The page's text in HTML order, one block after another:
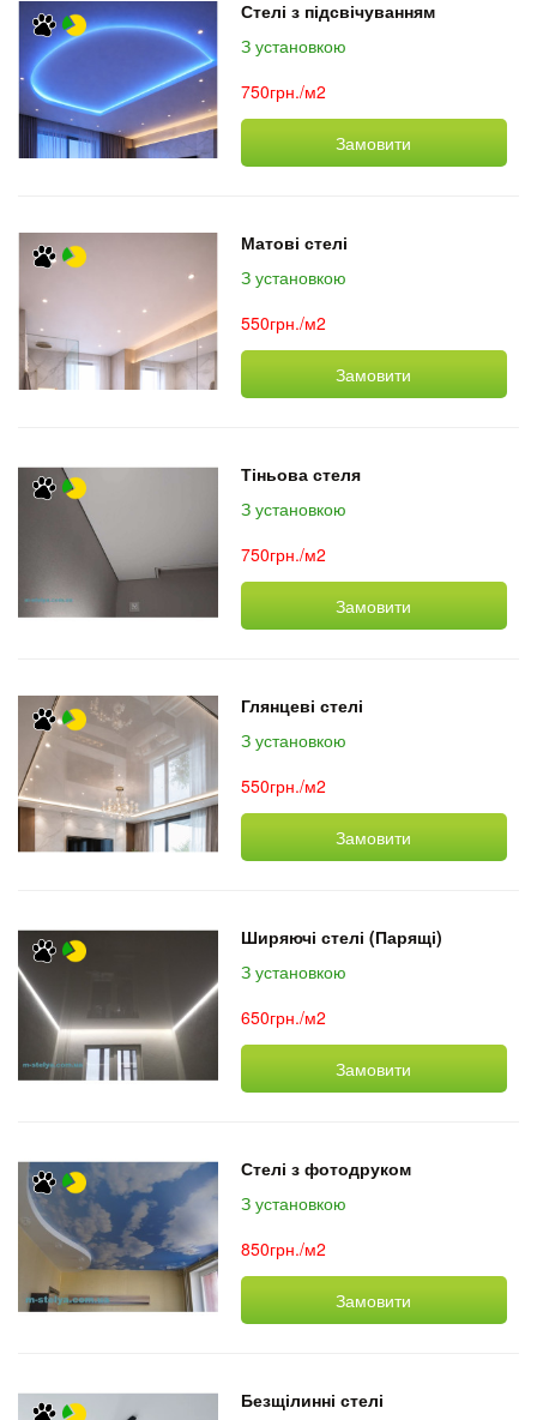
Стелі з підсвічуванням
З установкою
750грн./м2
Замовити
Матові стелі
З установкою
550грн./м2
Замовити
Тіньова стеля
З установкою
750грн./м2
Замовити
Глянцеві стелі
З установкою
550грн./м2
Замовити
Ширяючі стелі (Парящі)
З установкою
650грн./м2
Замовити
Стелі з фотодруком
З установкою
850грн./м2
Замовити
Безщілинні стелі